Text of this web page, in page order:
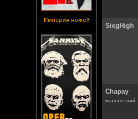
Империя ножей
SiegHigh
Chapay
малолетний